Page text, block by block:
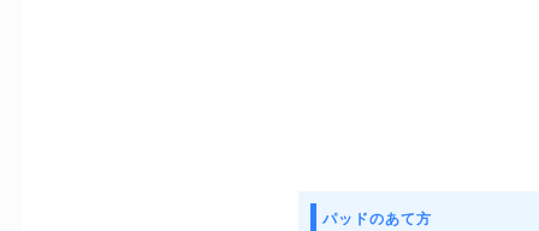
パッドのあて方